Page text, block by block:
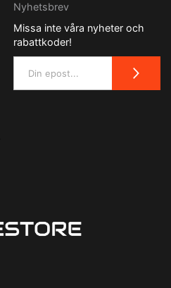
Nyhetsbrev
Missa inte våra nyheter och
rabattkoder!